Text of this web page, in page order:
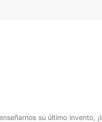
su último invento,